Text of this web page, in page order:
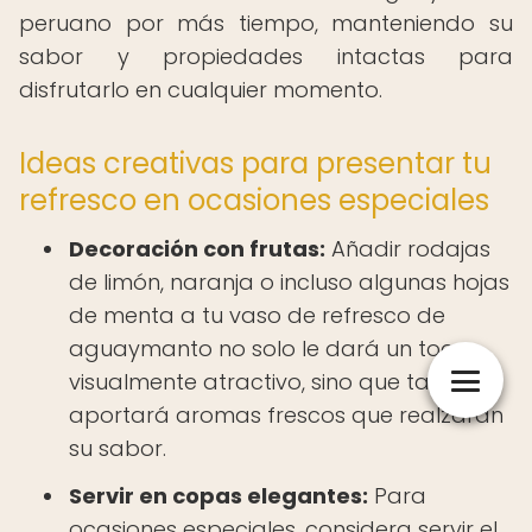
peruano por más tiempo, manteniendo su
sabor y propiedades intactas para
disfrutarlo en cualquier momento.
Ideas creativas para presentar tu
refresco en ocasiones especiales
Decoración con frutas: Añadir rodajas
de limón, naranja o incluso algunas hojas
de menta a tu vaso de refresco de
aguaymanto no solo le dará un toque
visualmente atractivo, sino que también
aportará aromas frescos que realzarán
su sabor.
Servir en copas elegantes: Para